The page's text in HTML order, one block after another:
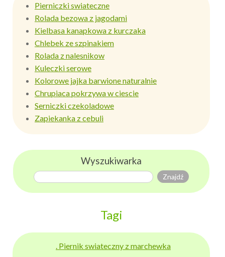
Pierniczki swiateczne
Rolada bezowa z jagodami
Kielbasa kanapkowa z kurczaka
Chlebek ze szpinakiem
Rolada z nalesnikow
Kuleczki serowe
Kolorowe jajka barwione naturalnie
Chrupiaca pokrzywa w ciescie
Serniczki czekoladowe
Zapiekanka z cebuli
Wyszukiwarka
Tagi
. Piernik swiateczny z marchewka